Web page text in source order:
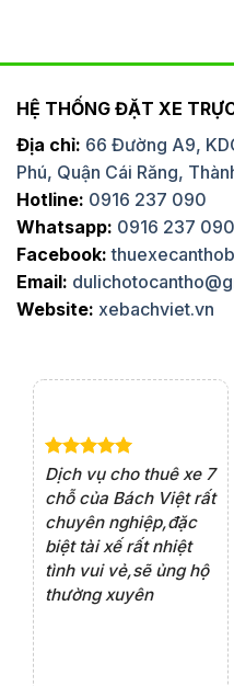
HỆ THỐNG ĐẶT XE
Địa chỉ: 66 Đường A9,
Phú, Quận Cái Răng,
Hotline: 0916 237 090
Whatsapp: 0916 237 090
Facebook:
Email:
Website: xebachviet.vn
Dịch vụ cho thuê xe 7
chỗ của Bách Việt rất
chuyên nghiệp,đặc
biệt tài xế rất nhiệt
tình vui vẻ,sẽ ủng hộ
thường xuyên